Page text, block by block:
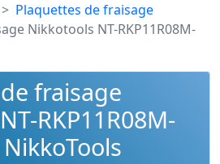
Plaquettes de fraisage
Nikkotools NT-RKP11R08M-
fraisage
RKP11R08M-
NikkoTools